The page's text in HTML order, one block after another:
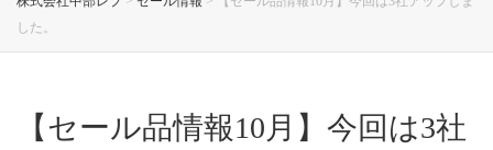
した。
【セール品情報10月】今回は3社